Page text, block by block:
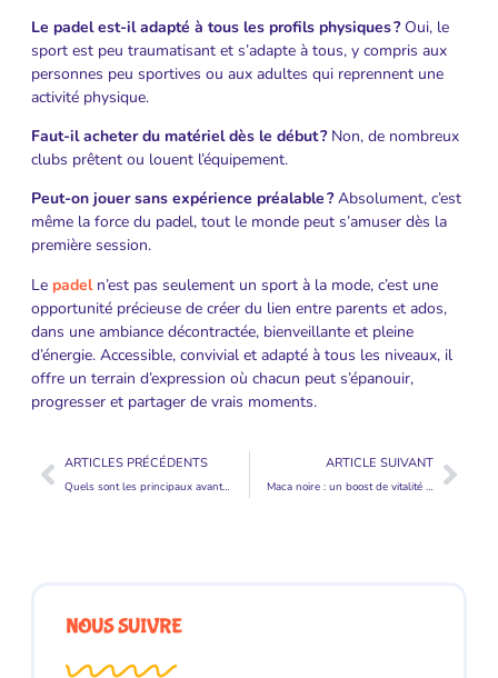
Le padel est-il adapté à tous les profils physiques ?Oui, le
sport est peu traumatisant et s’adapte à tous, y compris aux
personnes peu sportives ou aux adultes qui reprennent une
activité physique.
Faut-il acheter du matériel dès le début ?Non, de nombreux
clubs prêtent ou louent l’équipement.
Peut-on jouer sans expérience préalable ?Absolument, c’est
même la force du padel, tout le monde peut s’amuser dès la
première session.
Le padeln’est pas seulement un sport à la mode, c’est une
opportunité précieuse de créer du lien entre parents et ados,
dans une ambiance décontractée, bienveillante et pleine
d’énergie. Accessible, convivial et adapté à tous les niveaux, il
offre un terrain d’expression où chacun peut s’épanouir,
progresser et partager de vrais moments.
ARTICLES PRÉCÉDENTS
Quels sont les principaux avantages et inconvénients des vitres teintées ?
ARTICLE SUIVANT
Maca noire : un boost de vitalité et de performance pour les hommes
NOUS SUIVRE